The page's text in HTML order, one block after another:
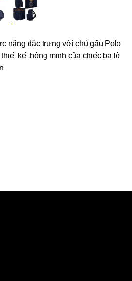
năng đặc trưng với chú gấu Polo
kế thông minh của chiếc ba lô